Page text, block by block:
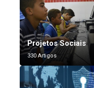
Projetos Sociais
330 Artigos